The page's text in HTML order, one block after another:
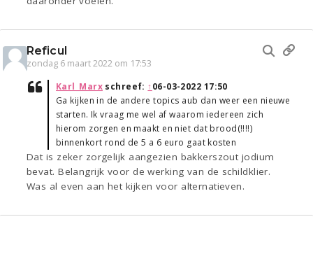
Reficul
zondag 6 maart 2022 om 17:53
Karl_Marxschreef: ↑06-03-2022 17:50
Ga kijken in de andere topics aub dan weer een nieuwe
starten. Ik vraag me wel af waarom iedereen zich
hierom zorgen en maakt en niet dat brood(!!!!)
binnenkort rond de 5 a 6 euro gaat kosten
Dat is zeker zorgelijk aangezien bakkerszout jodium
bevat. Belangrijk voor de werking van de schildklier.
Was al even aan het kijken voor alternatieven.